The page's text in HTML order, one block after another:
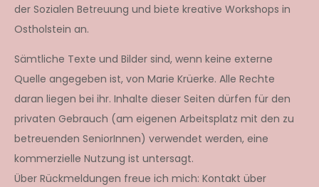
der Sozialen Betreuung und biete kreative Workshops in
Ostholstein an.
Sämtliche Texte und Bilder sind, wenn keine externe
Quelle angegeben ist, von Marie Krüerke. Alle Rechte
daran liegen bei ihr. Inhalte dieser Seiten dürfen für den
privaten Gebrauch (am eigenen Arbeitsplatz mit den zu
betreuenden SeniorInnen) verwendet werden, eine
kommerzielle Nutzung ist untersagt.
Über Rückmeldungen freue ich mich: Kontakt über